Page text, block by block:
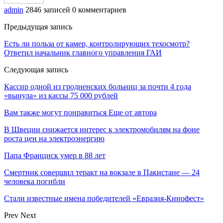
admin 2846 записей 0 комментариев
Предыдущая запись
Есть ли польза от камер, контролирующих техосмотр?
Ответил начальник главного управления ГАИ
Следующая запись
Кассир одной из гродненских больниц за почти 4 года
«вынула» из кассы 75 000 рублей
Вам также могут понравиться Еще от автора
В Швеции снижается интерес к электромобилям на фоне
роста цен на электроэнергию
Папа Франциск умер в 88 лет
Смертник совершил теракт на вокзале в Пакистане — 24
человека погибли
Стали известные имена победителей «Евразия-Кинофест»
Prev Next